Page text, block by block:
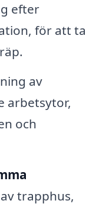
efter
för att ta
av
arbetsytor,
och
trapphus,